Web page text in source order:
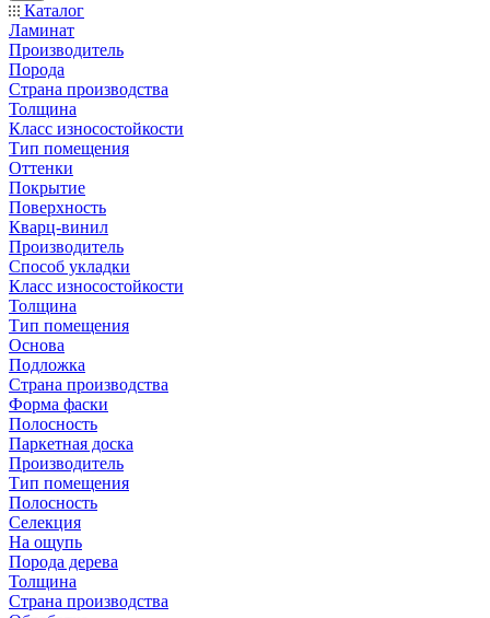
Каталог
Ламинат
Производитель
Порода
Страна производства
Толщина
Класс износостойкости
Тип помещения
Оттенки
Покрытие
Поверхность
Кварц-винил
Производитель
Способ укладки
Класс износостойкости
Толщина
Тип помещения
Основа
Подложка
Страна производства
Форма фаски
Полосность
Паркетная доска
Производитель
Тип помещения
Полосность
Селекция
На ощупь
Порода дерева
Толщина
Страна производства